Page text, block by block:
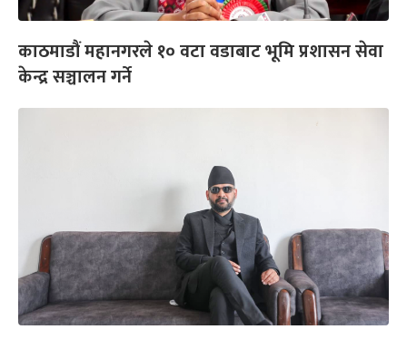
काठमाडौं महानगरले १० वटा वडाबाट भूमि प्रशासन सेवा
केन्द्र सञ्चालन गर्ने